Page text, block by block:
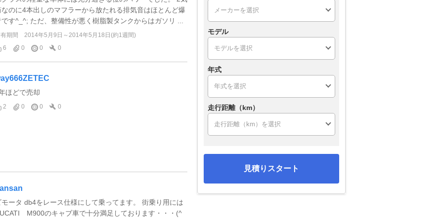
なのに4本出しのマフラーから放たれる排気音はほとんど爆
です^_^; ただ、整備性が悪く樹脂製タンクからはガソリ ...
期間
2014年5月9日～2014年5月18日(約1週間)
6
0 0 0
ほどで売却
2 0 0 0
モータ db4をレース仕様にして乗ってます。 街乗り用には
M900のキャブ車で十分満足しております・・・(^
モデル
年式
走行距離（km）
見積りスタート